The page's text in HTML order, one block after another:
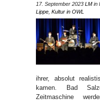
17. September 2023 LM in
Lippe Kultur in OWL
ihrer, absolut
kamen. Bad
Zeitmaschine